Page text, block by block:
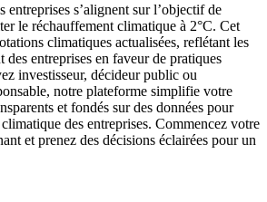
entreprises s’alignent sur l’objectif de
le réchauffement climatique à 2°C. Cet
climatiques actualisées, reflétant les
des entreprises en faveur de pratiques
investisseur, décideur public ou
notre plateforme simplifie votre
et fondés sur des données pour
des entreprises. Commencez votre
et prenez des décisions éclairées pour un